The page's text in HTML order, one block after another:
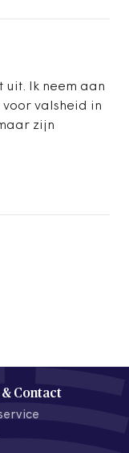
uit. Ik neem aan
valsheid in
zijn
& Contact